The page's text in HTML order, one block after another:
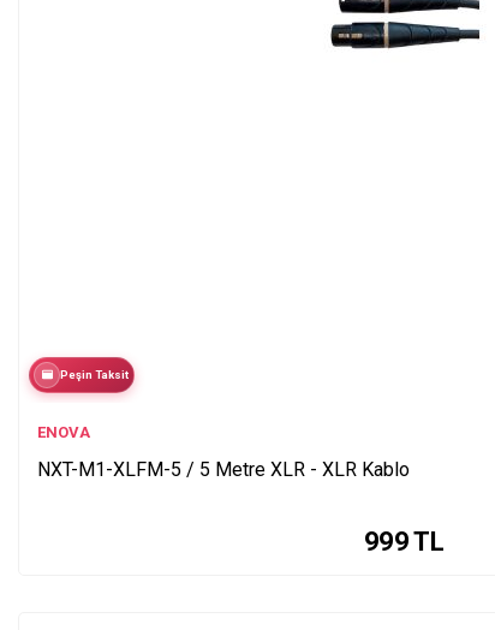
Peşin Taksit
ENOVA
NXT-M1-XLFM-5 / 5 Metre XLR - XLR Kablo
999TL